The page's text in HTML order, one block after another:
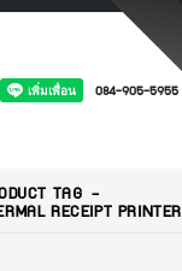
084-905-5955
TAG -
RECEIPT PRINTER